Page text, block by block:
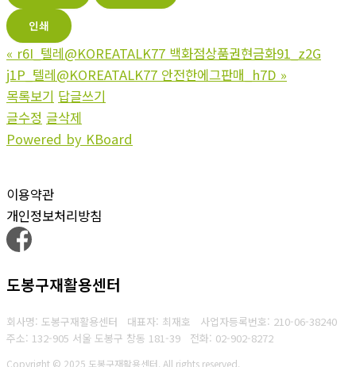
인쇄
« r6I_텔레@KOREATALK77 백화점상품권현금화91_z2G
j1P_텔레@KOREATALK77 안전한에그판매_h7D »
목록보기 답글쓰기
글수정 글삭제
Powered by KBoard
이용약관
개인정보처리방침
도봉구재활용센터
회사명: 도봉구재활용센터 대표자: 최재호 사업자등록번호: 210-06-38240
주소: 132-905 서울 도봉구 창동 181-39 전화: 02-902-8272
Copyright © 2025 도봉구재활용센터. All rights reserved.